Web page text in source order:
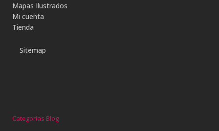
Mapas Ilustrados
Mi cuenta
Tienda
Sitemap
Categorías Blog